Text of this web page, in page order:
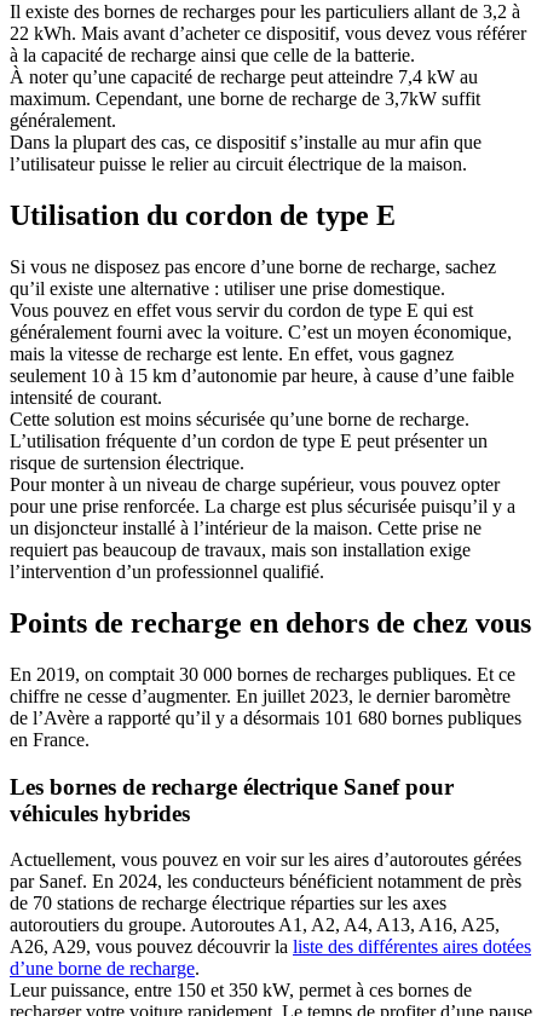
Il existe des bornes de recharges pour les particuliers allant de 3,2 à
22 kWh. Mais avant d’acheter ce dispositif, vous devez vous référer
à la capacité de recharge ainsi que celle de la batterie.
À noter qu’une capacité de recharge peut atteindre 7,4 kW au
maximum. Cependant, une borne de recharge de 3,7kW suffit
généralement.
Dans la plupart des cas, ce dispositif s’installe au mur afin que
l’utilisateur puisse le relier au circuit électrique de la maison.
Utilisation du cordon de type E
Si vous ne disposez pas encore d’une borne de recharge, sachez
qu’il existe une alternative : utiliser une prise domestique.
Vous pouvez en effet vous servir du cordon de type E qui est
généralement fourni avec la voiture. C’est un moyen économique,
mais la vitesse de recharge est lente. En effet, vous gagnez
seulement 10 à 15 km d’autonomie par heure, à cause d’une faible
intensité de courant.
Cette solution est moins sécurisée qu’une borne de recharge.
L’utilisation fréquente d’un cordon de type E peut présenter un
risque de surtension électrique.
Pour monter à un niveau de charge supérieur, vous pouvez opter
pour une prise renforcée. La charge est plus sécurisée puisqu’il y a
un disjoncteur installé à l’intérieur de la maison. Cette prise ne
requiert pas beaucoup de travaux, mais son installation exige
l’intervention d’un professionnel qualifié.
Points de recharge en dehors de chez vous
En 2019, on comptait 30 000 bornes de recharges publiques. Et ce
chiffre ne cesse d’augmenter. En juillet 2023, le dernier baromètre
de l’Avère a rapporté qu’il y a désormais 101 680 bornes publiques
en France.
Les bornes de recharge électrique Sanef pour
véhicules hybrides
Actuellement, vous pouvez en voir sur les aires d’autoroutes gérées
par Sanef. En 2024, les conducteurs bénéficient notamment de près
de 70 stations de recharge électrique réparties sur les axes
autoroutiers du groupe. Autoroutes A1, A2, A4, A13, A16, A25,
A26, A29, vous pouvez découvrir la liste des différentes aires dotées
d’une borne de recharge.
Leur puissance, entre 150 et 350 kW, permet à ces bornes de